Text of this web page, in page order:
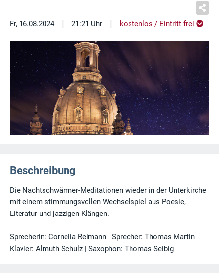
Fr, 16.08.2024 | 21:21 Uhr | kostenlos / Eintritt frei
Beschreibung
Die Nachtschwärmer-Meditationen wieder in der Unterkirche
mit einem stimmungsvollen Wechselspiel aus Poesie,
Literatur und jazzigen Klängen.
Sprecherin: Cornelia Reimann | Sprecher: Thomas Martin
Klavier: Almuth Schulz | Saxophon: Thomas Seibig